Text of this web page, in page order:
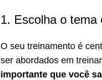
1. Escolha o tema
O seu treinamento é
ser abordados em
importante que você